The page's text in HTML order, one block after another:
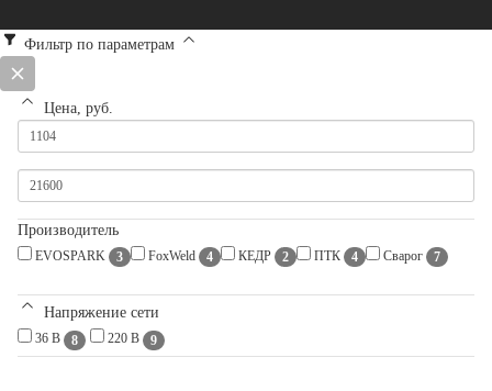
Фильтр по параметрам
Цена, руб.
Производитель
EVOSPARK 3 FoxWeld 4 КЕДР 2 ПТК 4 Сварог 7
Напряжение сети
36 В 8 220 В 9